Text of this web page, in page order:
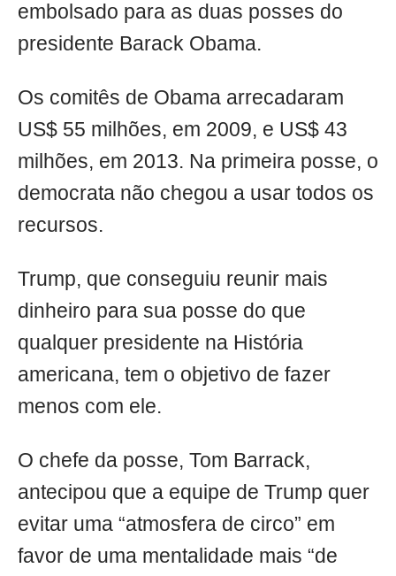
embolsado para as duas posses do
presidente Barack Obama.
Os comitês de Obama arrecadaram
US$ 55 milhões, em 2009, e US$ 43
milhões, em 2013. Na primeira posse, o
democrata não chegou a usar todos os
recursos.
Trump, que conseguiu reunir mais
dinheiro para sua posse do que
qualquer presidente na História
americana, tem o objetivo de fazer
menos com ele.
O chefe da posse, Tom Barrack,
antecipou que a equipe de Trump quer
evitar uma “atmosfera de circo” em
favor de uma mentalidade mais “de